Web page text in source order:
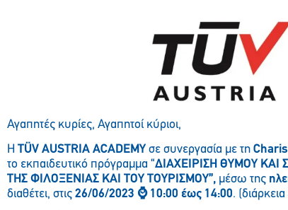
Αγαπητές κυρίες, Αγαπητοί κύριοι,
Η TÜV AUSTRIA ACADEMY σε συνεργασία με τη
το εκπαιδευτικό πρόγραμμα “ΔΙΑΧΕΙΡΙΣΗ ΘΥΜΟΥ
ΤΗΣ ΦΙΛΟΞΕΝΙΑΣ ΚΑΙ ΤΟΥ ΤΟΥΡΙΣΜΟΥ”, μέσω της
διαθέτει, στις 26/06/2023 ⌚10:00 έως 14:00.